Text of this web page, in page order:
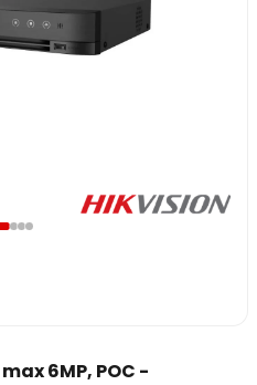
6MP, POC -